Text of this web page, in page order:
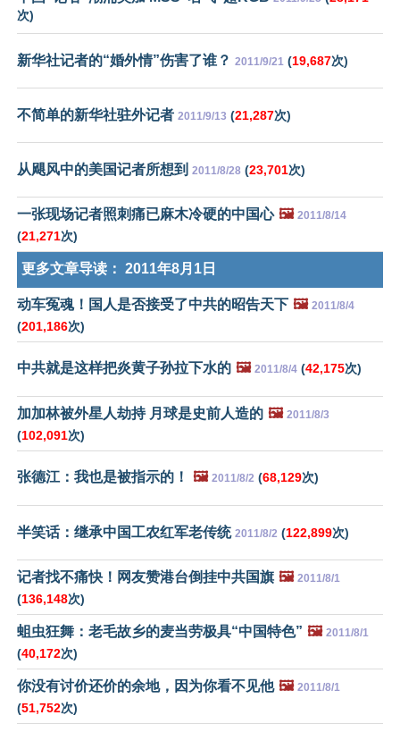
次)
新华社记者的“婚外情”伤害了谁？ 2011/9/21 (19,687次)
不简单的新华社驻外记者 2011/9/13 (21,287次)
从飓风中的美国记者所想到 2011/8/28 (23,701次)
一张现场记者照刺痛已麻木冷硬的中国心 🖼️ 2011/8/14
(21,271次)
更多文章导读： 2011年8月1日
动车冤魂！国人是否接受了中共的昭告天下 🖼️ 2011/8/4
(201,186次)
中共就是这样把炎黄子孙拉下水的 🖼️ 2011/8/4 (42,175次)
加加林被外星人劫持 月球是史前人造的 🖼️ 2011/8/3
(102,091次)
张德江：我也是被指示的！ 🖼️ 2011/8/2 (68,129次)
半笑话：继承中国工农红军老传统 2011/8/2 (122,899次)
记者找不痛快！网友赞港台倒挂中共国旗 🖼️ 2011/8/1
(136,148次)
蛆虫狂舞：老毛故乡的麦当劳极具“中国特色” 🖼️ 2011/8/1
(40,172次)
你没有讨价还价的余地，因为你看不见他 🖼️ 2011/8/1
(51,752次)